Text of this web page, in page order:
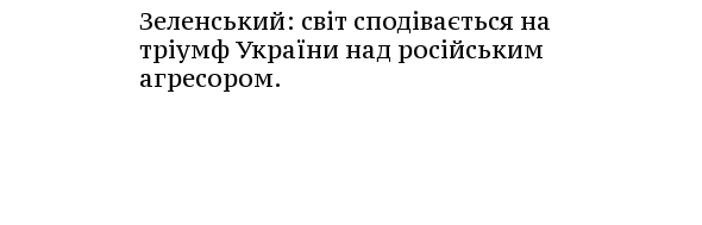
Зеленський: світ сподівається на
тріумф України над російським
агресором.